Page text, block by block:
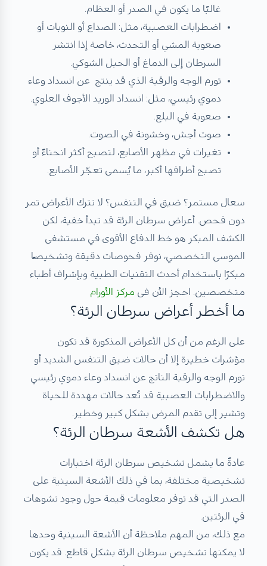
غالبًا ما يكون في الصدر أو العظام.
اضطرابات العصبية، مثل: الصداع أو النوبات أو
صعوبة المشي أو التحدث، خاصة إذا انتشر
السرطان إلى الدماغ أو الحبل الشوكي.
تورم الوجه والرقبة الذي قد ينتج عن انسداد وعاء
دموي رئيسي، مثل: انسداد الوريد الأجوف العلوي.
صعوبة في البلع.
صوت أجش، وخشونة في الصوت.
تغيرات في مظهر الأصابع، لتصبح أكثر انحناءً أو
تصبح أطرافها أكبر، ما يُسمى تعجّر الأصابع.
سعال مستمر؟ ضيق في التنفس؟ لا تترك الأعراض تمر
دون فحص. أعراض سرطان الرئة قد تبدأ خفية، لكن
الكشف المبكر هو خط الدفاع الأقوى.في مستشفى
الموسى التخصصي، نوفر فحوصات دقيقة وتشخيصًا
مبكرًا باستخدام أحدث التقنيات الطبية وبإشراف أطباء
متخصصين. احجز الأن فى مركز الأورام
ما أخطر أعراض سرطان الرئة؟
على الرغم من أن كل الأعراض المذكورة قد تكون
مؤشرات خطيرة إلا أن حالات ضيق التنفس الشديد أو
تورم الوجه والرقبة الناتج عن انسداد وعاء دموي رئيسي
والاضطرابات العصبية قد تُعد حالات مهددة للحياة
وتشير إلى تقدم المرض بشكل كبير وخطير.
هل تكشف الأشعة سرطان الرئة؟
عادةً ما يشمل تشخيص سرطان الرئة اختبارات
تشخيصية مختلفة، بما في ذلك الأشعة السينية على
الصدر التي قد توفر معلومات قيمة حول وجود تشوهات
في الرئتين.
مع ذلك، من المهم ملاحظة أن الأشعة السينية وحدها
لا يمكنها تشخيص سرطان الرئة بشكل قاطع. قد يكون